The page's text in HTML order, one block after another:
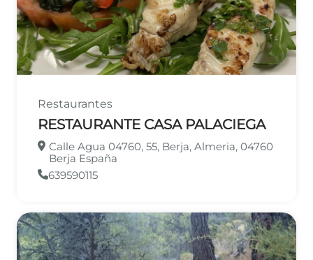
Restaurantes
RESTAURANTE CASA PALACIEGA
Calle Agua 04760, 55, Berja, Almeria, 04760
Berja España
639590115